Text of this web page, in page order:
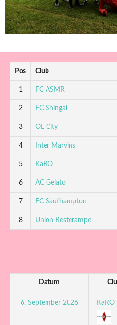
Pos Club
1 FC ASMR
2 FC Shingal
3 OL City
4 Inter Marvins
5 KaRO
6 AC Gelato
7 FC Saufhampton
8 Union Resterampe
Datum
6. September 2026
KaRO